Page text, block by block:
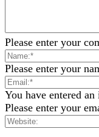
Please enter your
Please enter your
You have entered
Please enter your